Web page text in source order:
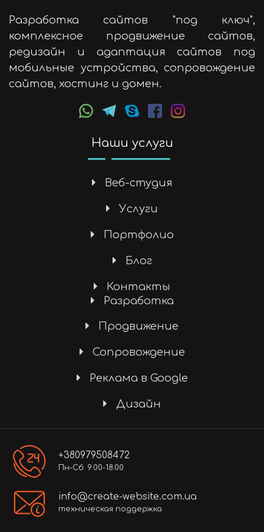
Разработка сайтов "под ключ",
комплексное продвижение сайтов,
редизайн и адаптация сайтов под
мобильные устройства, сопровождение
сайтов, хостинг и домен.
Наши услуги
Веб-студия
Услуги
Портфолио
Блог
Контакты
Разработка
Продвижение
Сопровождение
Реклама в Google
Дизайн
+380979508472
Пн-Сб: 9:00-18:00
info@create-website.com.ua
техническая поддержка